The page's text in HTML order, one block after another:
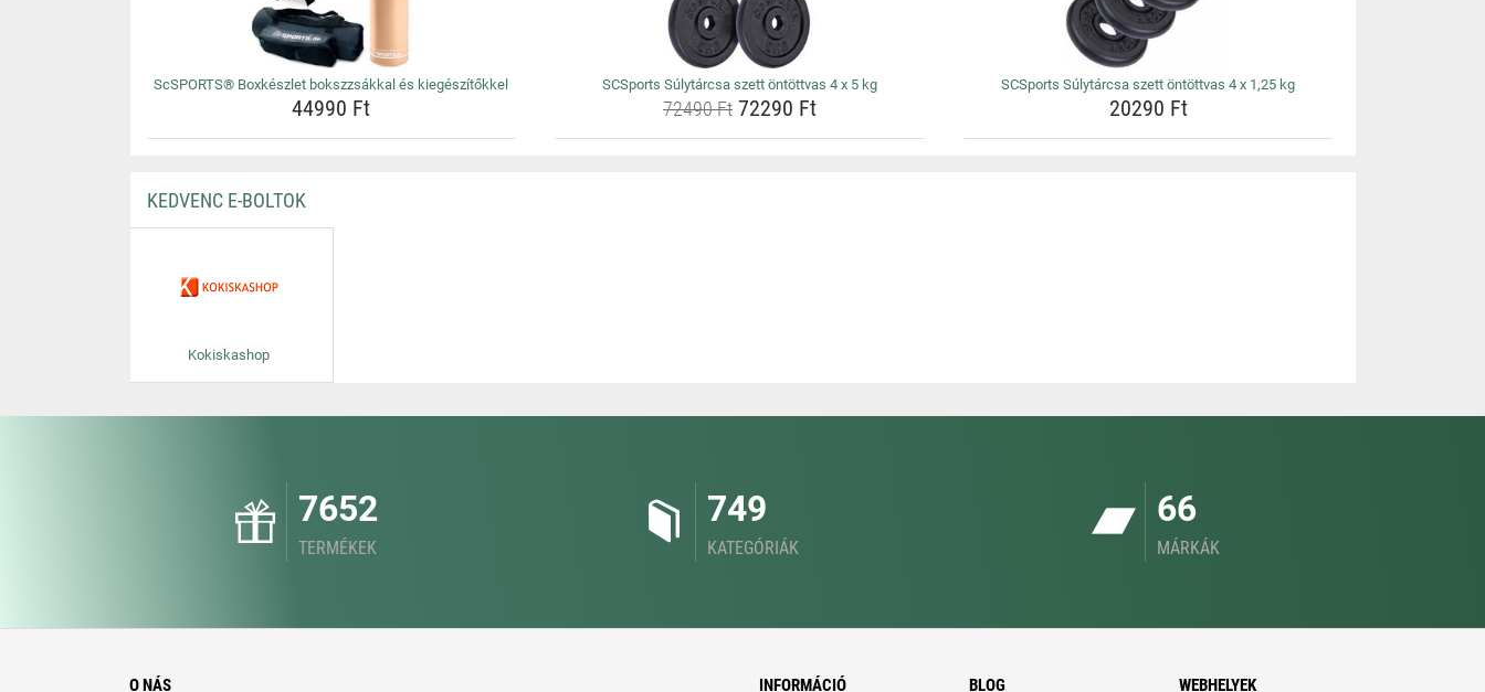
ScSPORTS® Boxkészlet bokszzsákkal és kiegészítőkkel
44990 Ft
SCSports Súlytárcsa szett öntöttvas 4 x 5 kg
72490 Ft72290 Ft
SCSports Súlytárcsa szett öntöttvas 4 x 1,25 kg
20290 Ft
KEDVENC E-BOLTOK
Kokiskashop
7652
TERMÉKEK
749
KATEGÓRIÁK
66
MÁRKÁK
O NÁS INFORMÁCIÓ BLOG WEBHELYEK